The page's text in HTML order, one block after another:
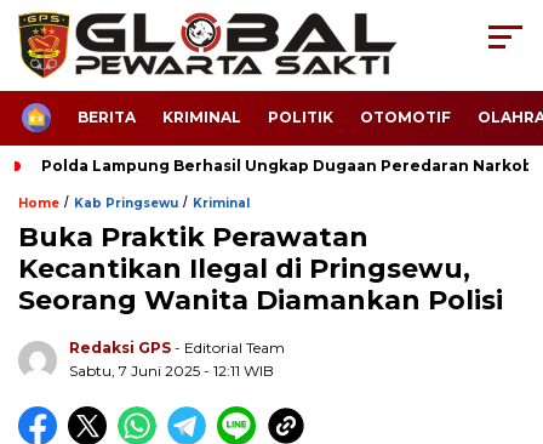
HOMEBERITA KRIMINAL POLITIK OTOMOTIF
Polda Lampung Berhasil Ungkap Dugaan Peredaran
Home / Kab Pringsewu / Kriminal
Buka Praktik Perawatan
Kecantikan Ilegal di Pringsewu,
Seorang Wanita Diamankan Polisi
Redaksi GPS - Editorial Team
Sabtu, 7 Juni 2025 - 12:11 WIB